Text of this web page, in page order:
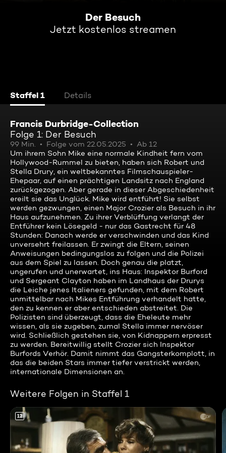
Der Besuch
Jetzt kostenlos streamen
Staffel 1 Details
Francis Durbridge-Collection
Folge 1: Der Besuch
99 Min. Folge vom 22.05.2025
Ab 12
Um ihrem Sohn Mike eine normale Kindheit fern vom
Hollywood-Rummel zu bieten, haben sich Robert und
Stella Drury, ein weltbekanntes Filmschauspieler-
Ehepaar, auf einen prächtigen Landsitz nach England
zurückgezogen. Aber gerade in dieser Abgeschiedenheit
ereilt sie das Unglück. Mike wird entführt! Sie selbst
werden gezwungen, einen Major Crozier als Besuch in ihr
Haus aufzunehmen. Zu ihrer Verblüffung verlangt der
Entführer kein Lösegeld - nur das Gastrecht für 48
Stunden: Danach werde er verschwinden und das Kind
unversehrt freilassen. Er zwingt die Eltern, seinen
Anweisungen bedingungslos zu folgen und die Polizei
aus dem Spiel zu lassen. Doch genau die platzt,
ungerufen und unerwartet, ins Haus: Inspektor Burford
und Sergeant Clayton haben im Landhaus der Drurys
die Leiche jenes Italieners gefunden, mit dem Robert
unmittelbar nach Mikes Entführung verhandelt hatte,
den zu kennen er aber entschieden abstreitet. Die
Polizisten sind überzeugt, dass die Eheleute mehr
wissen, als sie zugeben, zumal Stella immer nervöser
wird. Schließlich gestehen sie, von Kidnappern erpresst
zu werden. Bereitwillig stellt Crozier sich Inspektor
Burfords Verhör. Damit nimmt das Gangsterkomplott, in
das die beiden Stars immer tiefer verstrickt werden,
internationale Dimensionen an.
Weitere Folgen in Staffel 1
12